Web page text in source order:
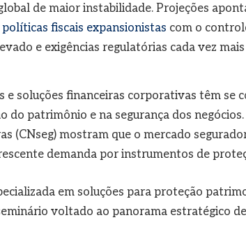
de maior instabilidade. Projeções
fiscais expansionistas com o
e exigências regulatórias cada vez
e soluções financeiras corporativas têm se
do patrimônio e na segurança dos negócios.
(CNseg) mostram que o mercado
demanda por instrumentos de
em soluções para proteção
voltado ao panorama estratégico